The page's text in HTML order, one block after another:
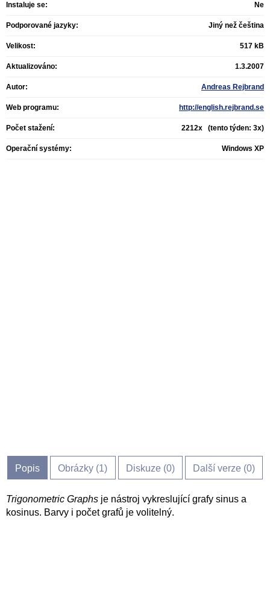
Instaluje se: Ne
Podporované jazyky: Jiný než čeština
Velikost: 517 kB
Aktualizováno: 1.3.2007
Autor: Andreas Rejbrand
Web programu: http://english.rejbrand.se
Počet stažení: 2212x (tento týden: 3x)
Operační systémy: Windows XP
Popis Obrázky (1) Diskuze (0) Další verze (0)
Trigonometric Graphs je nástroj vykreslující grafy sinus a
kosinus. Barvy i počet grafů je volitelný.